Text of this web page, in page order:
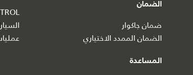
الضمان
ضمان جاكوار
الضمان الممدد الاختياري
المساعدة